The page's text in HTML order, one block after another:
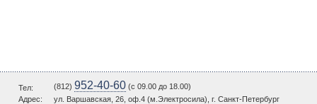
Тел: (812) 952-40-60 (c 09.00 до 18.00)
Адрес:
ул. Варшавская, 26, оф.4 (м.Электросила), г. Санкт-Петербург